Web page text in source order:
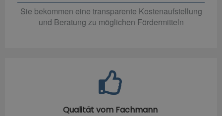
Sie bekommen eine transparente Kostenaufstellung
und Beratung zu möglichen Fördermitteln
Qualität vom Fachmann